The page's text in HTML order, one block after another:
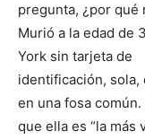
pregunta, ¿por qué
Murió a la edad de
York sin tarjeta de
identificación, sola,
en una fosa
que ella es “la más